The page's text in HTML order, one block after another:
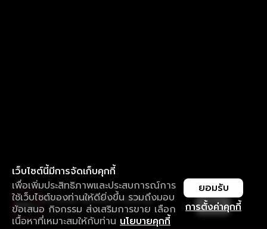
เว็บไซต์นี้มีการจัดเก็บคุกกี้
เพื่อเพิ่มประสิทธิภาพและประสบการณ์การ
ใช้เว็บไซต์ของท่านให้ดียิ่งขึ้น รวมถึงมอบ
ข้อเสนอ กิจกรรม ส่งเสริมการขาย เลือก
เนื้อหาที่เหมาะสมให้กับท่าน นโยบายคุกกี้
การตั้งค่าคุกกี้
ยอมรับ
ใช้งานแอป ลื่นไหลกว่า ไม่มีสะดุด
ดาวน์โหลดแอปเพื่อการรับชมที่ดีกว่า เปิด